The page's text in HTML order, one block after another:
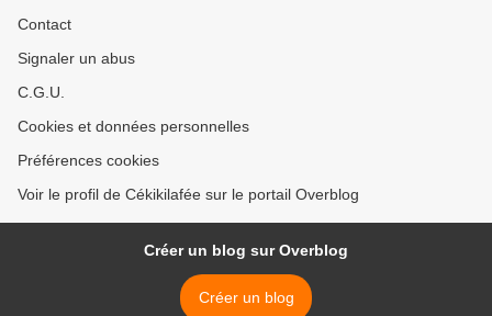
Contact
Signaler un abus
C.G.U.
Cookies et données personnelles
Préférences cookies
Voir le profil de Cékikilafée sur le portail Overblog
Créer un blog sur Overblog
Créer un blog